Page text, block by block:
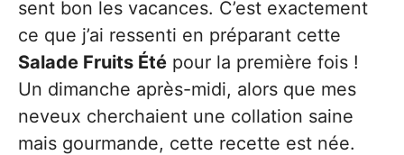
sent bon les vacances. C’est exactement
ce que j’ai ressenti en préparant cette
Salade Fruits Été pour la première fois !
Un dimanche après-midi, alors que mes
neveux cherchaient une collation saine
mais gourmande, cette recette est née.